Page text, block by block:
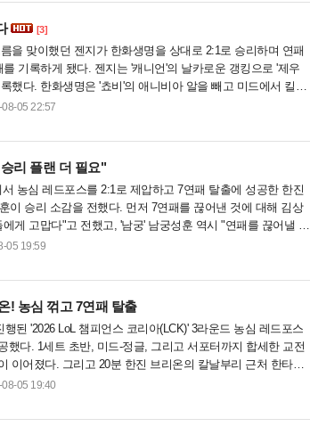
[3]
을 맞이했던 젠지가 한화생명을 상대로 2:1로 승리하며 연패
기록하게 됐다. 젠지는 '캐니언'의 날카로운 갱킹으로 '제우
했다. 한화생명은 '쵸비'의 애니비아 알을 빼고 미드에서 킬을
05 22:57
리 플랜 더 필요"
농심 레드포스를 2:1로 제압하고 7연패 탈출에 성공한 한진
이 승리 소감을 전했다. 먼저 7연패를 끊어낸 것에 대해 김상
게 고맙다"고 전했고, '남궁' 남궁성훈 역시 "연패를 끊어낼 수
05 19:59
! 농심 꺾고 7연패 탈출
된 '2026 LoL 챔피언스 코리아(LCK)' 3라운드 농심 레드포스
했다. 1세트 초반, 미드-정글, 그리고 서포터까지 합세한 교전
이어졌다. 그리고 20분 한진 브리온의 칼날부리 근처 한타에
05 19:40